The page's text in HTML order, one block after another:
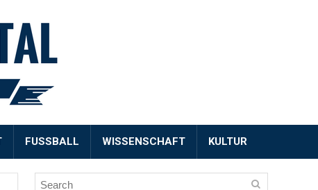
FUSSBALL WISSENSCHAFT KULTUR